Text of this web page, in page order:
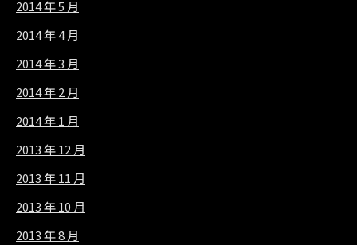
2014 年 5 月
2014 年 4 月
2014 年 3 月
2014 年 2 月
2014 年 1 月
2013 年 12 月
2013 年 11 月
2013 年 10 月
2013 年 8 月